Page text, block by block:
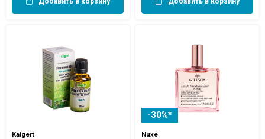
Kaigert
-30%*
Nuxe